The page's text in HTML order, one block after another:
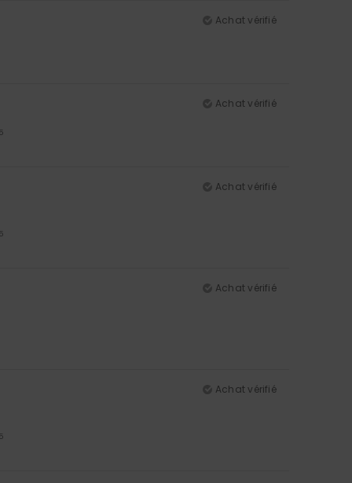
Achat vérifié
Achat vérifié
Achat vérifié
Achat vérifié
Achat vérifié